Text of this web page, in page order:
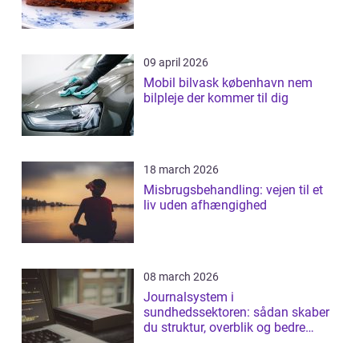
09 april 2026
Mobil bilvask københavn nem
bilpleje der kommer til dig
18 march 2026
Misbrugsbehandling: vejen til et
liv uden afhængighed
08 march 2026
Journalsystem i
sundhedssektoren: sådan skaber
du struktur, overblik og bedre